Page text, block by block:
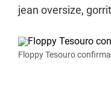
jean oversize,
Floppy Tesouro